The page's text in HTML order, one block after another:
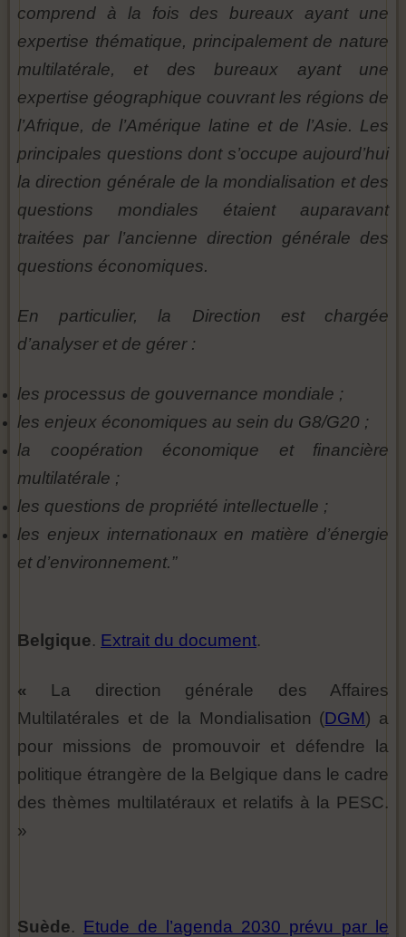
comprend à la fois des bureaux ayant une
expertise thématique, principalement de nature
multilatérale, et des bureaux ayant une
expertise géographique couvrant les régions de
l’Afrique, de l’Amérique latine et de l’Asie. Les
principales questions dont s’occupe aujourd’hui
la direction générale de la mondialisation et des
questions mondiales étaient auparavant
traitées par l’ancienne direction générale des
questions économiques.
En particulier, la Direction est chargée
d’analyser et de gérer :
les processus de gouvernance mondiale ;
les enjeux économiques au sein du G8/G20 ;
la coopération économique et financière
multilatérale ;
les questions de propriété intellectuelle ;
les enjeux internationaux en matière d’énergie
et d’environnement.”
Belgique. Extrait du document.
« La direction générale des Affaires
Multilatérales et de la Mondialisation (DGM) a
pour missions de promouvoir et défendre la
politique étrangère de la Belgique dans le cadre
des thèmes multilatéraux et relatifs à la PESC.
»
Suède. Etude de l’agenda 2030 prévu par le